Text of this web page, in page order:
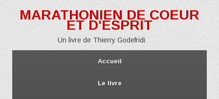
MARATHONIEN DE COEUR
ET D'ESPRIT
Un livre de Thierry Godefridi
Accueil
Le livre